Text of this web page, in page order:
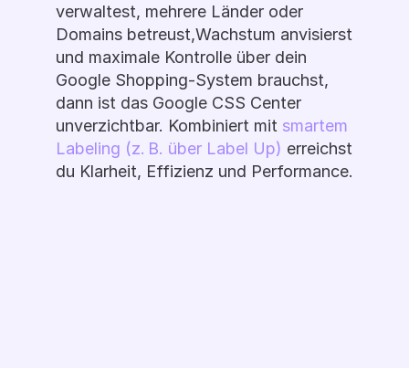
verwaltest, mehrere Länder oder
Domains betreust,Wachstum anvisierst
und maximale Kontrolle über dein
Google Shopping-System brauchst,
dann ist das Google CSS Center
unverzichtbar. Kombiniert mit smartem
Labeling (z. B. über Label Up) erreichst
du Klarheit, Effizienz und Performance.